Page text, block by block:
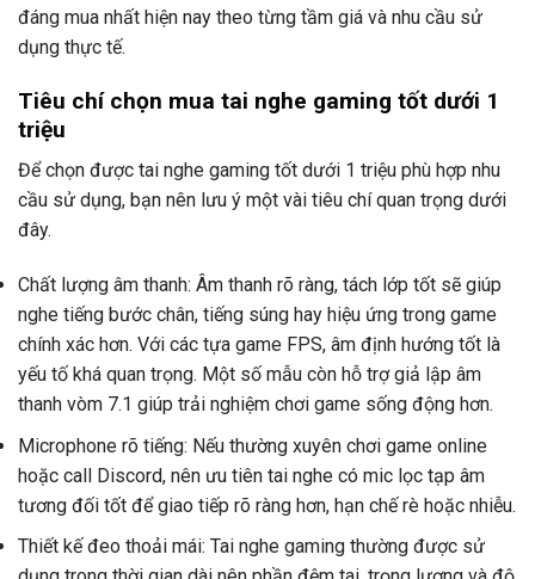
đáng mua nhất hiện nay theo từng tầm giá và nhu cầu sử
dụng thực tế.
Tiêu chí chọn mua tai nghe gaming tốt dưới 1
triệu
Để chọn được tai nghe gaming tốt dưới 1 triệu phù hợp nhu
cầu sử dụng, bạn nên lưu ý một vài tiêu chí quan trọng dưới
đây.
Chất lượng âm thanh: Âm thanh rõ ràng, tách lớp tốt sẽ giúp
nghe tiếng bước chân, tiếng súng hay hiệu ứng trong game
chính xác hơn. Với các tựa game FPS, âm định hướng tốt là
yếu tố khá quan trọng. Một số mẫu còn hỗ trợ giả lập âm
thanh vòm 7.1 giúp trải nghiệm chơi game sống động hơn.
Microphone rõ tiếng: Nếu thường xuyên chơi game online
hoặc call Discord, nên ưu tiên tai nghe có mic lọc tạp âm
tương đối tốt để giao tiếp rõ ràng hơn, hạn chế rè hoặc nhiễu.
Thiết kế đeo thoải mái: Tai nghe gaming thường được sử